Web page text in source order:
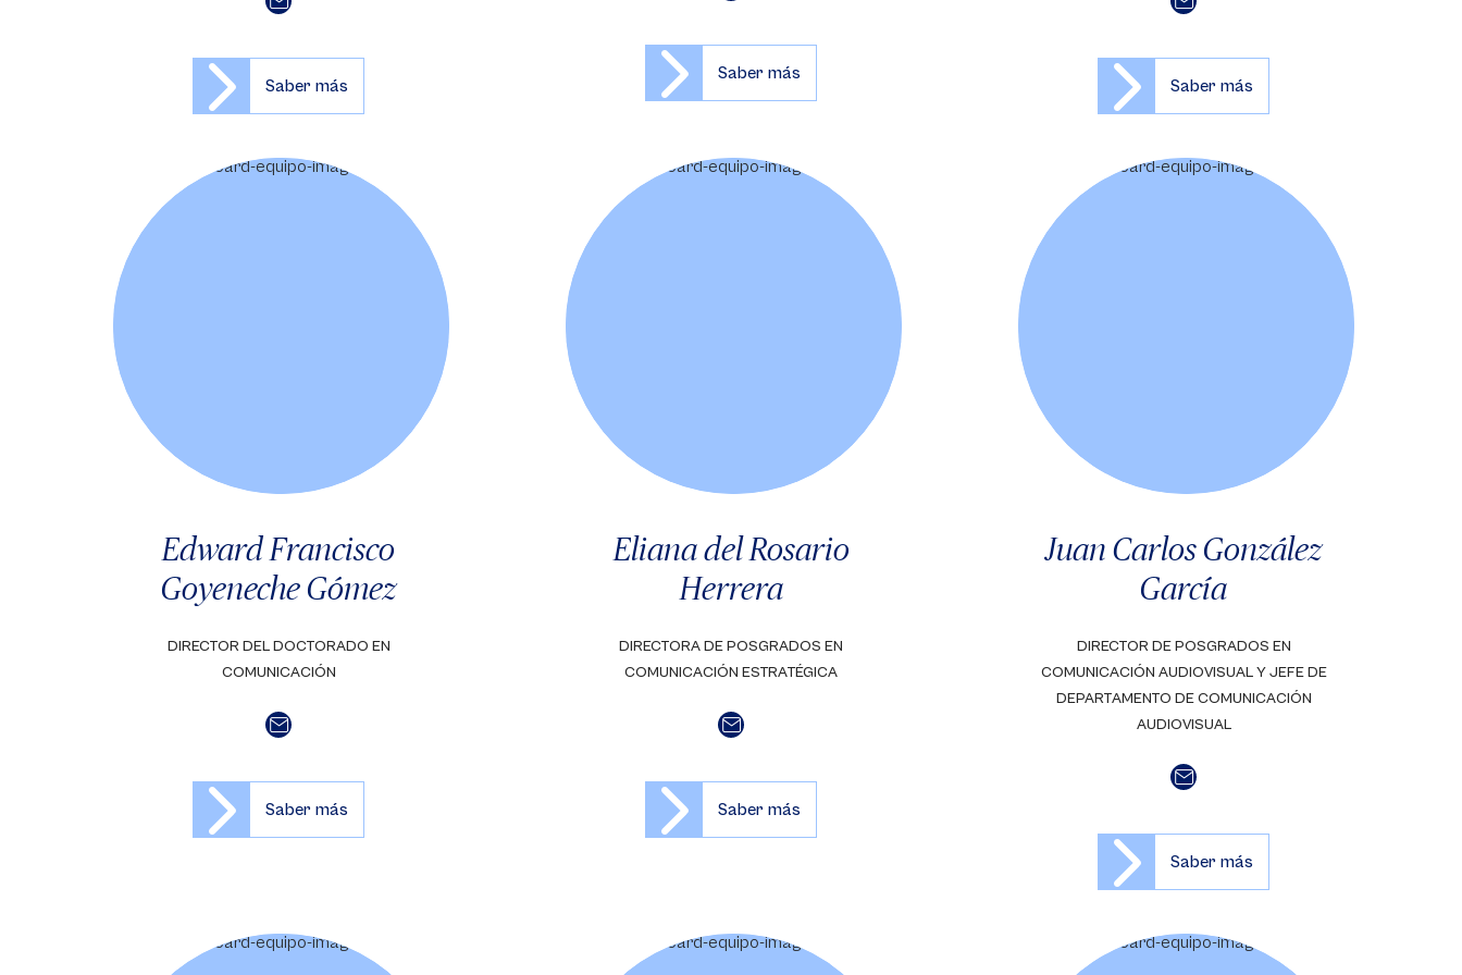
Saber más
Saber más
Saber más
Edward Francisco
Goyeneche Gómez
DIRECTOR DEL DOCTORADO EN
COMUNICACIÓN
Saber más
Eliana del Rosario
Herrera
DIRECTORA DE POSGRADOS EN
COMUNICACIÓN ESTRATÉGICA
Saber más
Juan Carlos González
García
DIRECTOR DE POSGRADOS EN
COMUNICACIÓN AUDIOVISUAL Y JEFE DE
DEPARTAMENTO DE COMUNICACIÓN
AUDIOVISUAL
Saber más